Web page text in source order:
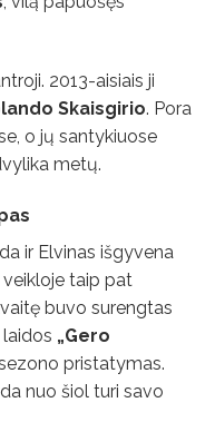
2013-aisiais ji
Skaisgirio. Pora
o jų santykiuose
metų.
ir Elvinas išgyvena
veikloje taip pat
buvo surengtas
„Gero
pristatymas.
nuo šiol turi savo